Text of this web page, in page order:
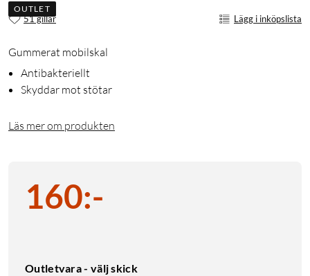
OUTLET
51 gillar Lägg i inköpslista
Gummerat mobilskal
Antibakteriellt
Skyddar mot stötar
Läs mer om produkten
160:-
Outletvara - välj skick